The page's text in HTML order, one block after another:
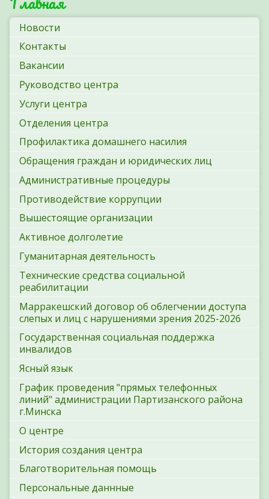
Новости
Контакты
Вакансии
Руководство центра
Услуги центра
Отделения центра
Профилактика домашнего насилия
Обращения граждан и юридических лиц
Административные процедуры
Противодействие коррупции
Вышестоящие организации
Активное долголетие
Гуманитарная деятельность
Технические средства социальной
реабилитации
Марракешский договор об облегчении доступа
слепых и лиц с нарушениями зрения 2025-2026
Государственная социальная поддержка
инвалидов
Ясный язык
График проведения "прямых телефонных
линий" администрации Партизанского района
г.Минска
О центре
История создания центра
Благотворительная помощь
Персональные даннные